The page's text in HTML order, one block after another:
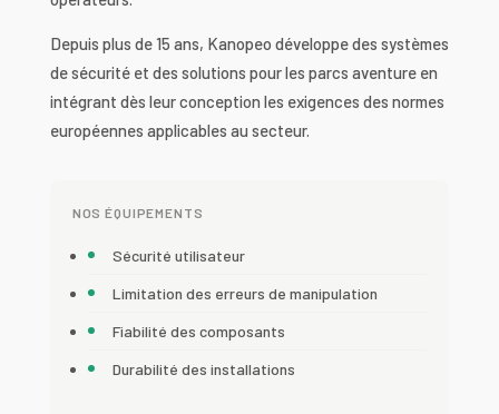
Depuis plus de 15 ans, Kanopeo développe des systèmes
de sécurité et des solutions pour les parcs aventure en
intégrant dès leur conception les exigences des normes
européennes applicables au secteur.
NOS ÉQUIPEMENTS
Sécurité utilisateur
Limitation des erreurs de manipulation
Fiabilité des composants
Durabilité des installations